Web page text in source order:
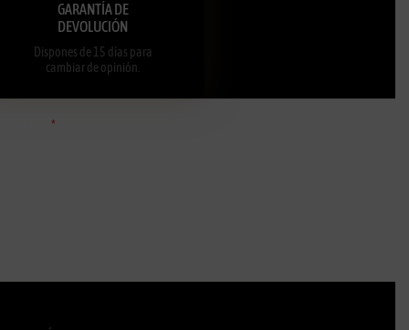
GARANTÍA DE
DEVOLUCIÓN
Dispones de 15 días para
cambiar de opinión.